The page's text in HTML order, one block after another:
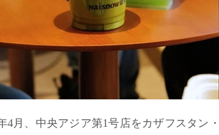
4月、中央アジア第1号店をカザフスタン